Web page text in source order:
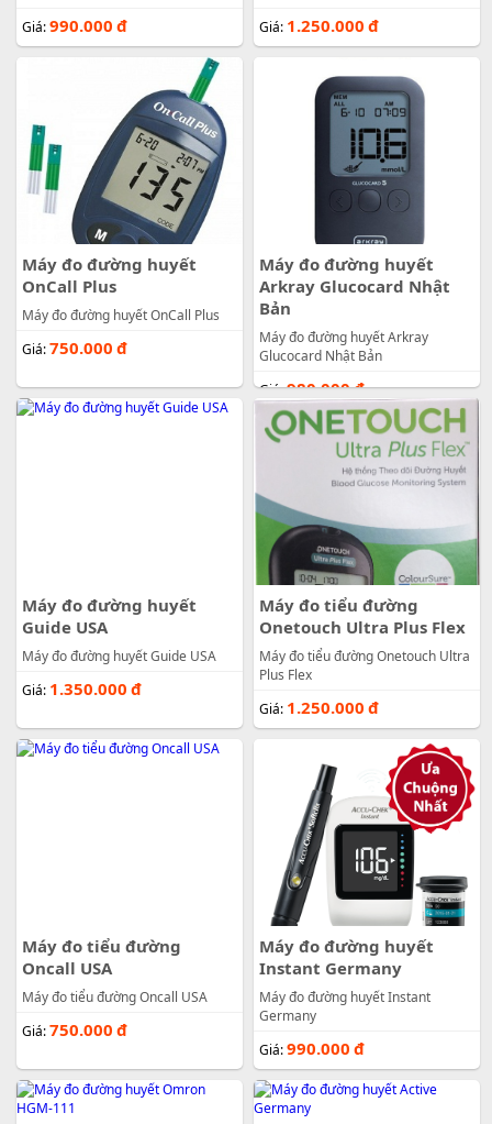
Giá:990.000 đ
Giá: 1.250.000 đ
Máy đo đường huyết
OnCall Plus
Máy đo đường huyết OnCall Plus
Giá:750.000 đ
Máy đo đường huyết
Arkray Glucocard Nhật
Bản
Máy đo đường huyết Arkray
Glucocard Nhật Bản
Giá:980.000đ
Máy đo đường huyết
Guide USA
Máy đo đường huyết Guide USA
Giá: 1.350.000 đ
Máy đo tiểu đường
Onetouch Ultra Plus Flex
Máy đo tiểu đường Onetouch Ultra
Plus Flex
Giá: 1.250.000 đ
Máy đo tiểu đường
Oncall USA
Máy đo tiểu đường Oncall USA
Giá:750.000 đ
Máy đo đường huyết
Instant Germany
Máy đo đường huyết Instant
Germany
Giá:990.000 đ